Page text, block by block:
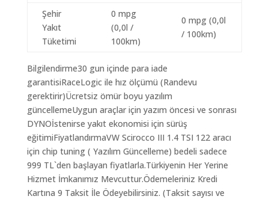
Şehir
Yakıt
Tüketimi
0 mpg
(0,0l /
100km)
0 mpg (0,0l
/ 100km)
Bilgilendirme30 gun içinde para iade
garantisiRaceLogic ile hız ölçümü (Randevu
gerektirir)Ücretsiz ömür boyu yazılım
güncellemeUygun araçlar için yazım öncesi ve sonrası
DYNOİstenirse yakıt ekonomisi için sürüş
eğitimiFiyatlandırmaVW Scirocco III 1.4 TSI 122 aracı
için chip tuning ( Yazılım Güncelleme) bedeli sadece
999 TL`den başlayan fiyatlarla.Türkiyenin Her Yerine
Hizmet İmkanımız Mevcuttur.Ödemeleriniz Kredi
Kartına 9 Taksit İle Ödeyebilirsiniz. (Taksit sayısı ve